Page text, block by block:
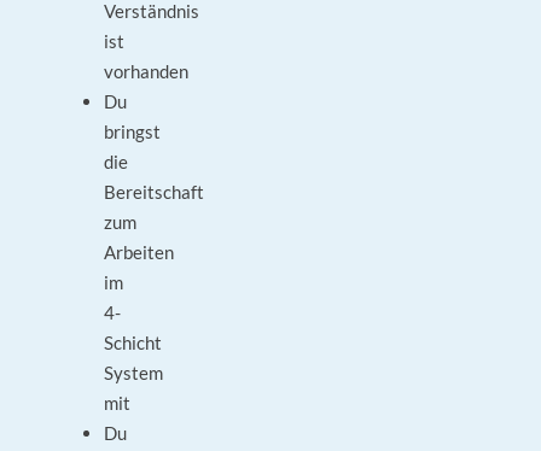
Verständnis
ist
vorhanden
Du
bringst
die
Bereitschaft
zum
Arbeiten
im
4-
Schicht
System
mit
Du